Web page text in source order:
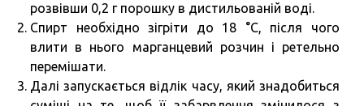
розвівши 0,2 г порошку в дистильованій воді.
Спирт необхідно зігріти до 18 °C, після чого
влити в нього марганцевий розчин і ретельно
перемішати.
Далі запускається відлік часу, який знадобиться